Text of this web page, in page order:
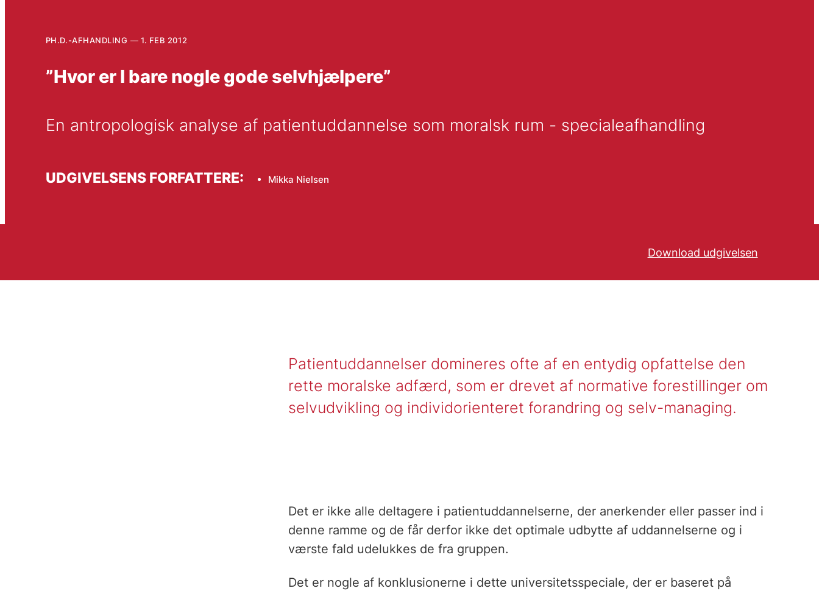
PH.D.-AFHANDLING 1. FEB 2012
”Hvor er I bare nogle gode selvhjælpere”
En antropologisk analyse af patientuddannelse som moralsk rum - specialeafhandling
UDGIVELSENS FORFATTERE: Mikka Nielsen
Download udgivelsen
Patientuddannelser domineres ofte af en entydig opfattelse den
rette moralske adfærd, som er drevet af normative forestillinger om
selvudvikling og individorienteret forandring og selv-managing.
Det er ikke alle deltagere i patientuddannelserne, der anerkender eller passer ind i
denne ramme og de får derfor ikke det optimale udbytte af uddannelserne og i
værste fald udelukkes de fra gruppen.
Det er nogle af konklusionerne i dette universitetsspeciale, der er baseret på